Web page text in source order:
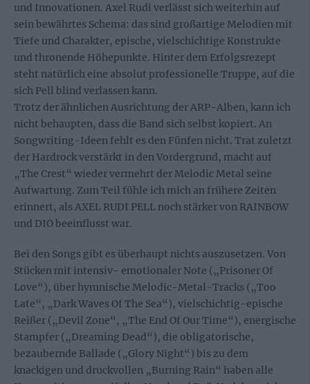
und Innovationen. Axel Rudi verlässt sich weiterhin auf
sein bewährtes Schema: das sind großartige Melodien mit
Tiefe und Charakter, epische, vielschichtige Konstrukte
und thronende Höhepunkte. Hinter dem Erfolgsrezept
steht natürlich eine absolut professionelle Truppe, auf die
sich Pell blind verlassen kann.
Trotz der ähnlichen Ausrichtung der ARP-Alben, kann ich
nicht behaupten, dass die Band sich selbst kopiert. An
Songwriting-Ideen fehlt es den Fünfen nicht. Trat zuletzt
der Hardrock verstärkt in den Vordergrund, macht auf
„The Crest“ wieder vermehrt der Melodic Metal seine
Aufwartung. Zum Teil fühle ich mich an frühere Zeiten
erinnert, als AXEL RUDI PELL noch stärker von RAINBOW
und DIO beeinflusst war.
Bei den Songs gibt es überhaupt nichts auszusetzen. Von
Stücken mit intensiv- emotionaler Note („Prisoner Of
Love“), über hymnische Melodic-Metal-Tracks („Too
Late“, „Dark Waves Of The Sea“), vielschichtig-epische
Reißer („Devil Zone“, „The End Of Our Time“), energische
Stampfer („Dreaming Dead“), die obligatorische,
bezaubernde Ballade („Glory Night“) bis zu dem
knackigen und druckvollen „Burning Rain“ haben alle